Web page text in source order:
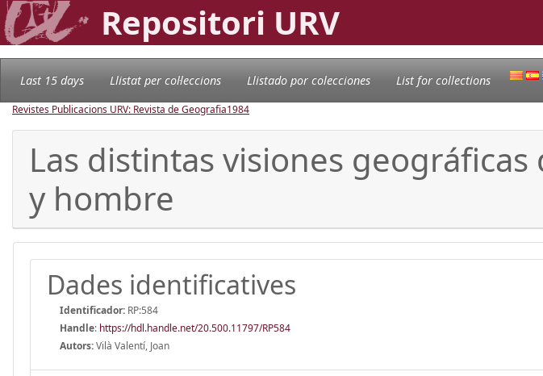
Repositori URV
Last 15 days Llistat per col·leccions Llistado por colecciones List for collections
Revistes Publicacions URV: Revista de Geografia1984
Las distintas visiones
y hombre
Dades identificatives
Identificador: RP:584
Handle: https://hdl.handle.net/20.500.11797/RP584
Autors:Vilà Valentí, Joan